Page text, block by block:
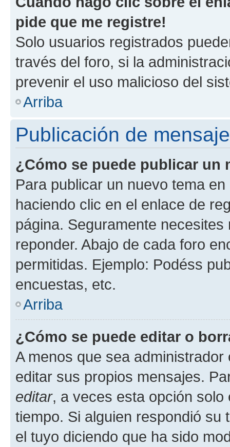
pide que me registre!
Solo usuarios registrados
través del foro, si la
prevenir el uso malicioso del
Arriba
Publicación de
¿Cómo se puede publicar un
Para publicar un nuevo tema
haciendo clic en el enlace de
página. Seguramente
reponder. Abajo de cada foro
permitidas. Ejemplo: Podéss
encuestas, etc.
Arriba
¿Cómo se puede editar o
A menos que sea
editar sus propios mensajes.
editar, a veces esta opción
tiempo. Si alguien respondió
el tuyo diciendo que ha sido